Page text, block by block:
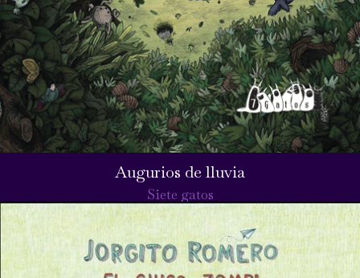
Augurios de lluvia
Siete gatos